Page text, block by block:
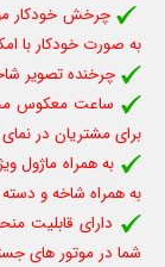
چرخش خودکار
به صورت خودکار
چرخنده تصویر
ساعت معکوس
برای مشتریان در
به همراه ماژول
به همراه شاخه و
دارای قابلیت
شما در موتور های